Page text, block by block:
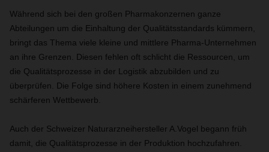
Während sich bei den großen Pharmakonzernen ganze
Abteilungen um die Einhaltung der Qualitätsstandards kümmern,
bringt das Thema viele kleine und mittlere Pharma-Unternehmen
an ihre Grenzen. Diesen fehlen oft schlicht die Ressourcen, um
die Qualitätsprozesse in der Logistik abzubilden und zu
überprüfen. Die Folge sind höhere Kosten in einem zunehmend
schärferen Wettbewerb.
Auch der Schweizer Naturarzneihersteller A.Vogel begann früh
damit, die Qualitätsprozesse in der Produktion hochzufahren.